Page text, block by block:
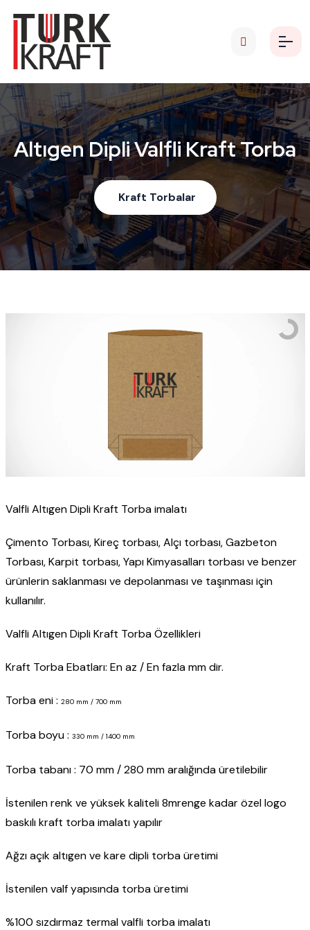
Altıgen Dipli Valfli Kraft Torba
Kraft Torbalar
Valfli Altıgen Dipli Kraft Torba imalatı
Çimento Torbası, Kireç torbası, Alçı torbası, Gazbeton
Torbası, Karpit torbası, Yapı Kimyasalları torbası ve benzer
ürünlerin saklanması ve depolanması ve taşınması için
kullanılır.
Valfli Altıgen Dipli Kraft Torba Özellikleri
Kraft Torba Ebatları: En az / En fazla mm dir.
Torba eni : 280 mm / 700 mm
Torba boyu : 330 mm / 1400 mm
Torba tabanı : 70 mm / 280 mm aralığında üretilebilir
İstenilen renk ve yüksek kaliteli 8mrenge kadar özel logo
baskılı kraft torba imalatı yapılır
Ağzı açık altıgen ve kare dipli torba üretimi
İstenilen valf yapısında torba üretimi
%100 sızdırmaz termal valfli torba imalatı